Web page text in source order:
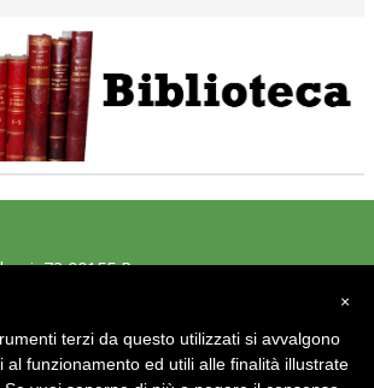
73 00155 Roma
06.43984320
×
terzi da questo utilizzati si avvalgono
al funzionamento ed utili alle finalità illustrate